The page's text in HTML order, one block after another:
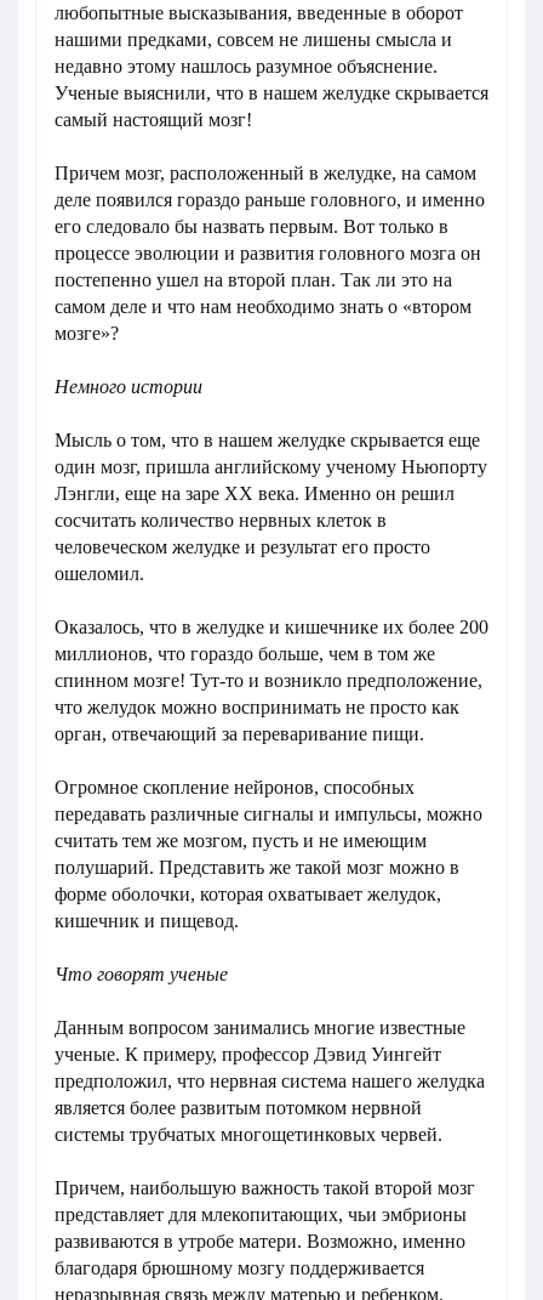
любопытные высказывания, введенные в оборот
нашими предками, совсем не лишены смысла и
недавно этому нашлось разумное объяснение.
Ученые выяснили, что в нашем желудке скрывается
самый настоящий мозг!
Причем мозг, расположенный в желудке, на самом
деле появился гораздо раньше головного, и именно
его следовало бы назвать первым. Вот только в
процессе эволюции и развития головного мозга он
постепенно ушел на второй план. Так ли это на
самом деле и что нам необходимо знать о «втором
мозге»?
Немного истории
Мысль о том, что в нашем желудке скрывается еще
один мозг, пришла английскому ученому Ньюпорту
Лэнгли, еще на заре XX века. Именно он решил
сосчитать количество нервных клеток в
человеческом желудке и результат его просто
ошеломил.
Оказалось, что в желудке и кишечнике их более 200
миллионов, что гораздо больше, чем в том же
спинном мозге! Тут-то и возникло предположение,
что желудок можно воспринимать не просто как
орган, отвечающий за переваривание пищи.
Огромное скопление нейронов, способных
передавать различные сигналы и импульсы, можно
считать тем же мозгом, пусть и не имеющим
полушарий. Представить же такой мозг можно в
форме оболочки, которая охватывает желудок,
кишечник и пищевод.
Что говорят ученые
Данным вопросом занимались многие известные
ученые. К примеру, профессор Дэвид Уингейт
предположил, что нервная система нашего желудка
является более развитым потомком нервной
системы трубчатых многощетинковых червей.
Причем, наибольшую важность такой второй мозг
представляет для млекопитающих, чьи эмбрионы
развиваются в утробе матери. Возможно, именно
благодаря брюшному мозгу поддерживается
неразрывная связь между матерью и ребенком.